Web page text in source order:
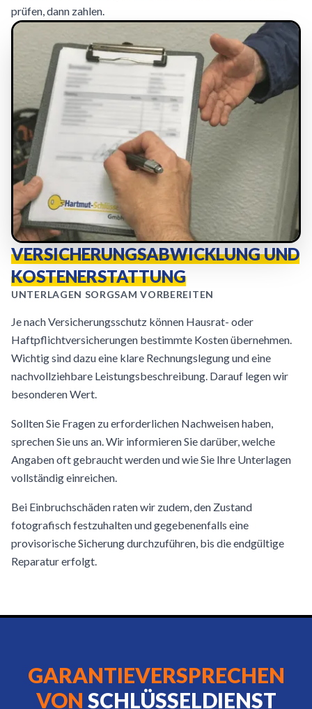
prüfen, dann zahlen.
VERSICHERUNGSABWICKLUNG UND
KOSTENERSTATTUNG
UNTERLAGEN SORGSAM VORBEREITEN
Je nach Versicherungsschutz können Hausrat- oder
Haftpflichtversicherungen bestimmte Kosten übernehmen.
Wichtig sind dazu eine klare Rechnungslegung und eine
nachvollziehbare Leistungsbeschreibung. Darauf legen wir
besonderen Wert.
Sollten Sie Fragen zu erforderlichen Nachweisen haben,
sprechen Sie uns an. Wir informieren Sie darüber, welche
Angaben oft gebraucht werden und wie Sie Ihre Unterlagen
vollständig einreichen.
Bei Einbruchschäden raten wir zudem, den Zustand
fotografisch festzuhalten und gegebenenfalls eine
provisorische Sicherung durchzuführen, bis die endgültige
Reparatur erfolgt.
GARANTIEVERSPRECHEN
VON SCHLÜSSELDIENST